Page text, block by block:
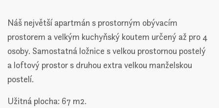
Náš největší apartmán s prostorným obývacím
prostorem a velkým kuchyňský koutem určený až pro 4
osoby. Samostatná ložnice s velkou prostornou postelý
a loftový prostor s druhou extra velkou manželskou
postelí.
Užitná plocha: 67 m2.